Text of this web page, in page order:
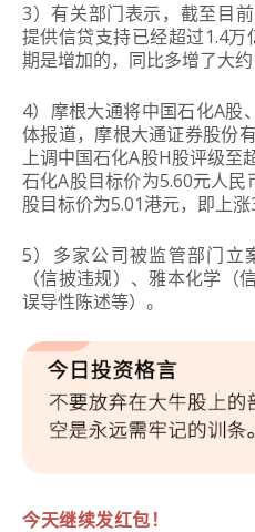
3）有关部门表示，截至目
提供信贷支持已经超过1.4
期是增加的，同比多增了大约
4）摩根大通将中国石化A股
体报道，摩根大通证券股份
上调中国石化A股H股评级至
石化A股目标价为5.60元人
股目标价为5.01港元，即上涨
5） 多家公司被监管部门立
（信披违规）、雅本化学（
误导性陈述等）。
今天继续发红包！